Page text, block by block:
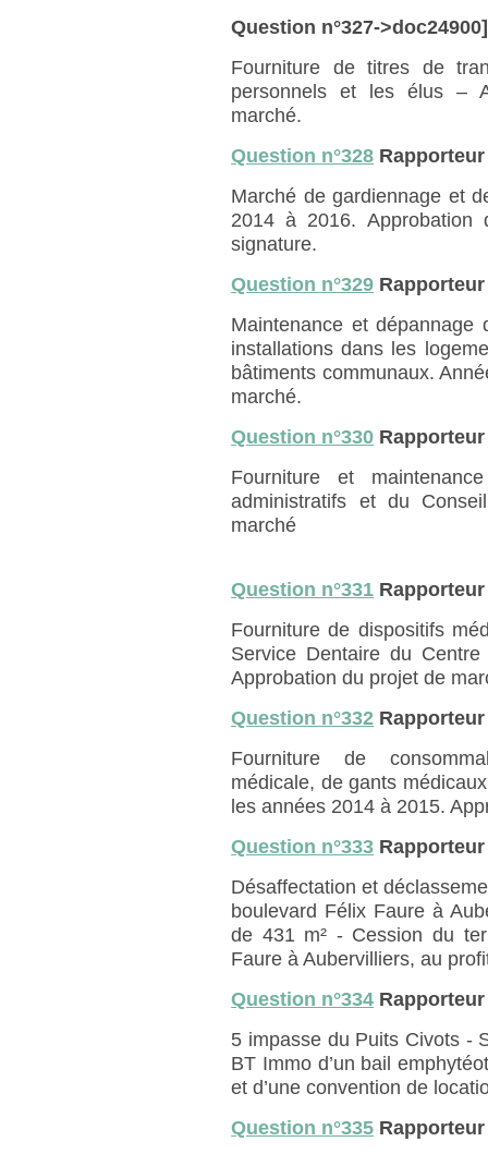
Question n°327-
Fourniture de titres de
personnels et les élus –
marché.
Question n°328
Marché de gardiennage et
2014 à 2016.
signature.
Question n°329
Maintenance et dépannage
installations dans les
bâtiments communaux.
marché.
Question n°330
Fourniture et
administratifs et du
marché
Question n°331
Fourniture de dispositifs
Service Dentaire du
Approbation du projet de
Question n°332
Fourniture de
médicale, de gants
les années 2014 à 2015.
Question n°333 Rapporteur
Désaffectation et
boulevard Félix Faure à
de 431 m² - Cession du
Faure à Aubervilliers, au
Question n°334 Rapporteur
5 impasse du Puits Civots -
BT Immo d’un bail
et d’une convention de
Question n°335 Rapporteur